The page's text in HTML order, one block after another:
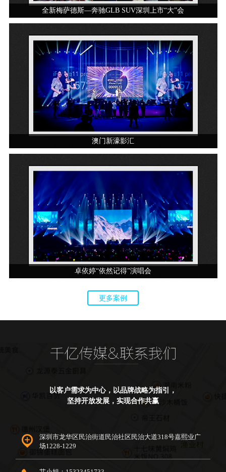
全新梅萨德斯—奔驰GLB SUV深圳上市“大”会
澳门新濠影汇
卓依婷“依然记得”演唱会
更多案例
以客户需求为中心，以品牌战略为指引，
坚持开放发展，实现合作共赢
深圳市龙华区民治街道民治社区民治大道318号嘉熙业广
场1228-1229